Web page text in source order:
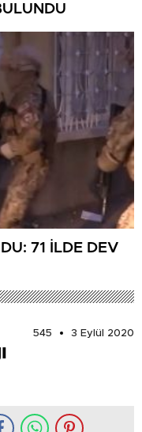
71 İLDE DEV
545
3 Eylül 2020